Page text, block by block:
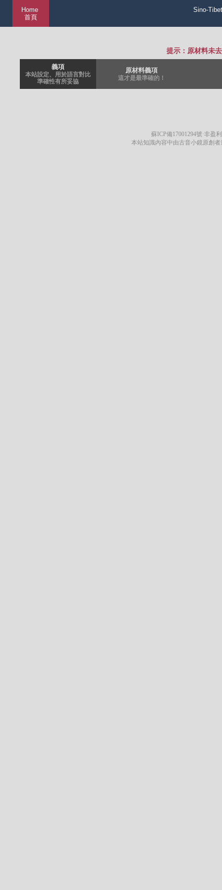
Home
首頁
Sino-
提示：原材料未
義項
本站設定、用於語言對比
準確性有所妥協
原材料義項
這才是最準確的！
蘇ICP備17001294號·非盈
本站知識內容中由古音小鏡原創